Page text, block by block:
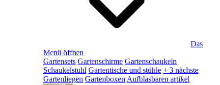
Das
Menü öffnen
Gartensets Gartenschirme Gartenschaukeln
Schaukelstuhl Gartentische und stühle + 3 nächste
Gartenliegen Gartenboxen Aufblasbaren artikel